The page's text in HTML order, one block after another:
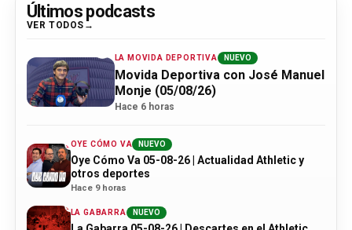
Últimos podcasts
VER TODOS
LA MOVIDA DEPORTIVA NUEVO
Movida Deportiva con José Manuel
Monje (05/08/26)
Hace 6 horas
OYE CÓMO VA NUEVO
Oye Cómo Va 05-08-26 | Actualidad Athletic y
otros deportes
Hace 9 horas
LA GABARRA NUEVO